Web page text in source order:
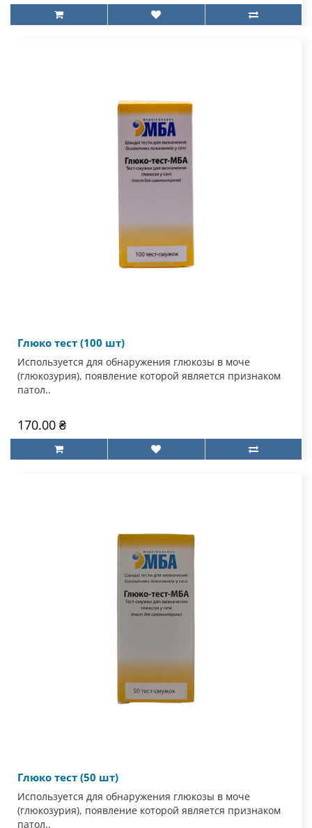
Глюко тест (100 шт)
Используется для обнаружения глюкозы в моче
(глюкозурия), появление которой является признаком
патол..
170.00 ₴
Глюко тест (50 шт)
Используется для обнаружения глюкозы в моче
(глюкозурия), появление которой является признаком
патол..